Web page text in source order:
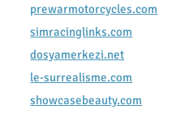
prewarmotorcycles.com
simracinglinks.com
dosyamerkezi.net
le-surrealisme.com
showcasebeauty.com